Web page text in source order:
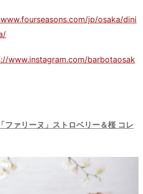
jp/osaka/dini
www.instagram.com/barbotaosak
ファリーヌ」ストロベリー＆桜 コレ